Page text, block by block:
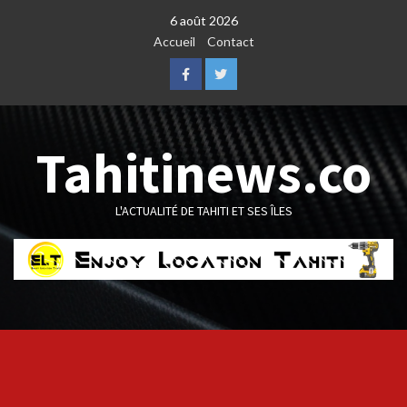
6 août 2026
Accueil
Contact
FacebookTwitter
Tahitinews.co
L'ACTUALITÉ DE TAHITI ET SES ÎLES